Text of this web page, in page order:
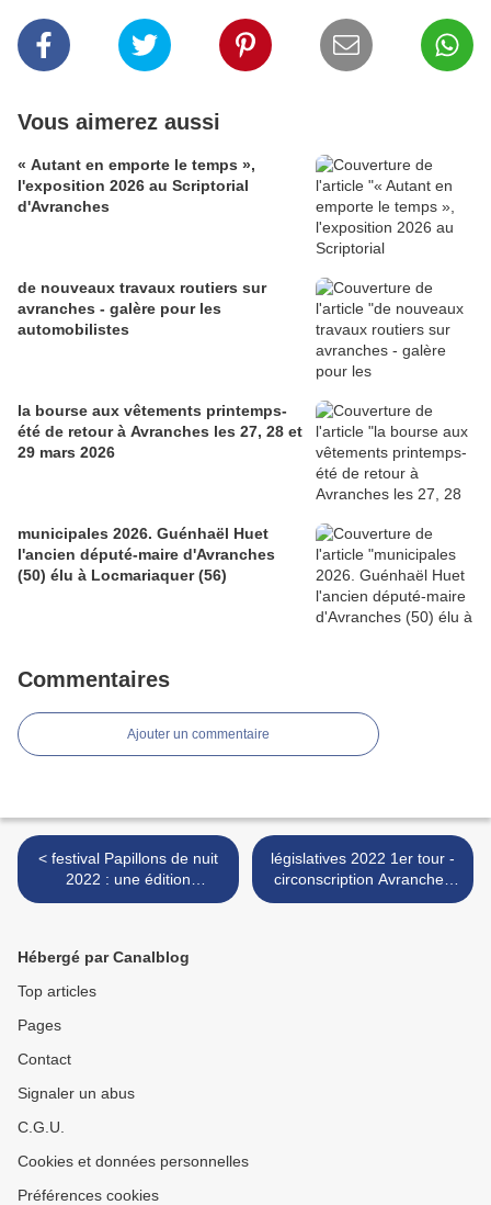
Vous aimerez aussi
« Autant en emporte le temps »,
l'exposition 2026 au Scriptorial
d'Avranches
de nouveaux travaux routiers sur
avranches - galère pour les
automobilistes
la bourse aux vêtements printemps-
été de retour à Avranches les 27, 28 et
29 mars 2026
municipales 2026. Guénhaël Huet
l'ancien député-maire d'Avranches
(50) élu à Locmariaquer (56)
Commentaires
Ajouter un commentaire
< festival Papillons de nuit
2022 : une édition
exceptionnelle pour le
législatives 2022 1er tour -
circonscription Avranches
Granville - Bertrand Sorre
Hébergé par Canalblog
Top articles
Pages
Contact
Signaler un abus
C.G.U.
Cookies et données personnelles
Préférences cookies